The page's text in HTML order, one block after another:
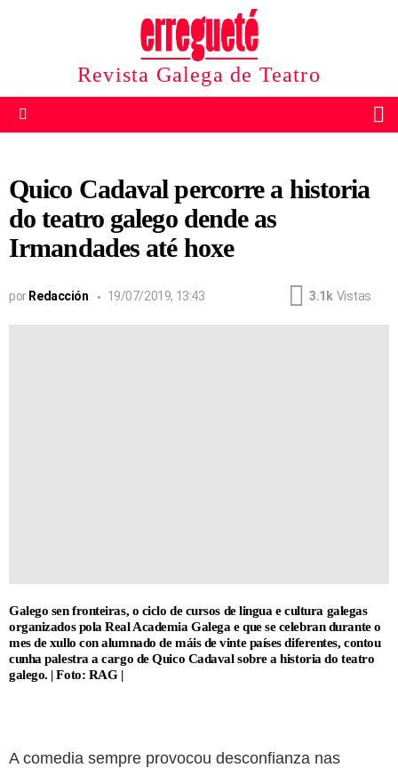
Revista Galega de Teatro
Quico Cadaval percorre a historia
do teatro galego dende as
Irmandades até hoxe
por Redacción 19/07/2019, 13:43 3.1k Vistas
Galego sen fronteiras, o ciclo de cursos de lingua e cultura galegas
organizados pola Real Academia Galega e que se celebran durante o
mes de xullo con alumnado de máis de vinte países diferentes, contou
cunha palestra a cargo de Quico Cadaval sobre a historia do teatro
galego. | Foto: RAG |
A comedia sempre provocou desconfianza nas